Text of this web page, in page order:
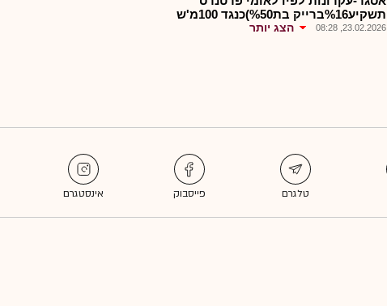
תשקיע%16ברייק בת%50)כנגד 100מ'ש
23.02.2026, 08:28 הצג יותר